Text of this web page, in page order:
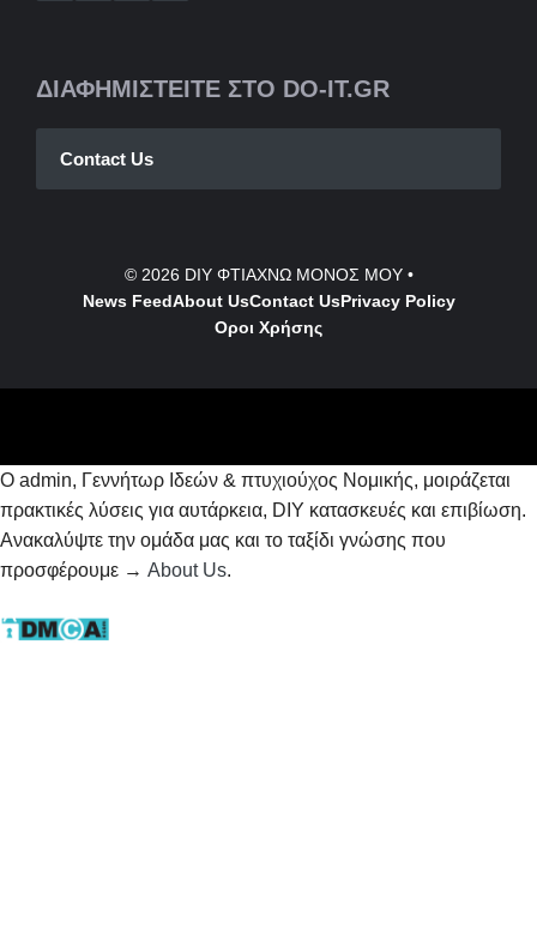
ΔΙΑΦΗΜΙΣΤΕΙΤΕ ΣΤΟ DO-IT.GR
Contact Us
© 2026 DIY ΦΤΙΑΧΝΩ ΜΟΝΟΣ ΜΟΥ•
News FeedAbout UsContactUsPrivacy Policy
Οροι Χρήσης
Ο admin, Γεννήτωρ Ιδεών & πτυχιούχος Νομικής, μοιράζεται
πρακτικές λύσεις για αυτάρκεια, DIY κατασκευές και επιβίωση.
Ανακαλύψτε την ομάδα μας και το ταξίδι γνώσης που
προσφέρουμε → About Us.